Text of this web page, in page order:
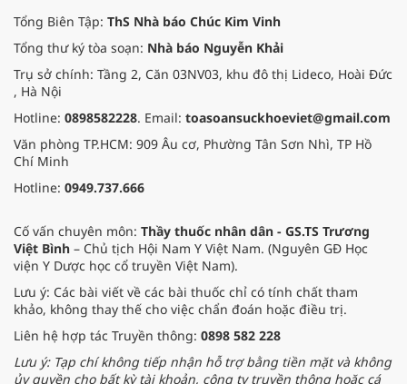
Tổng Biên Tập: ThS Nhà báo Chúc Kim Vinh
Tổng thư ký tòa soạn: Nhà báo Nguyễn Khải
Trụ sở chính: Tầng 2, Căn 03NV03, khu đô thị Lideco, Hoài Đức
, Hà Nội
Hotline: 0898582228. Email: toasoansuckhoeviet@gmail.com
Văn phòng TP.HCM: 909 Âu cơ, Phường Tân Sơn Nhì, TP Hồ
Chí Minh
Hotline: 0949.737.666
Cố vấn chuyên môn: Thầy thuốc nhân dân - GS.TS Trương
Việt Bình – Chủ tịch Hội Nam Y Việt Nam. (Nguyên GĐ Học
viện Y Dược học cổ truyền Việt Nam).
Lưu ý: Các bài viết về các bài thuốc chỉ có tính chất tham
khảo, không thay thế cho việc chẩn đoán hoặc điều trị.
Liên hệ hợp tác Truyền thông: 0898 582 228
Lưu ý: Tạp chí không tiếp nhận hỗ trợ bằng tiền mặt và không
ủy quyền cho bất kỳ tài khoản, công ty truyền thông hoặc cá